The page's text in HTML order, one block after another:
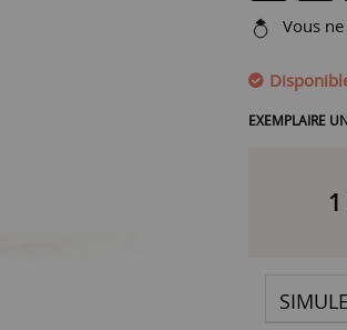
Vous
EXEMPLAIRE